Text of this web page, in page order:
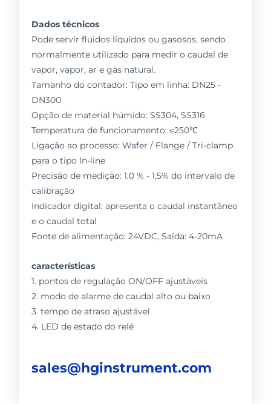
Dados técnicos
Pode servir fluidos líquidos ou gasosos, sendo
normalmente utilizado para medir o caudal de
vapor, vapor, ar e gás natural.
Tamanho do contador: Tipo em linha: DN25 -
DN300
Opção de material húmido: SS304, SS316
Temperatura de funcionamento: ≤250℃
Ligação ao processo: Wafer / Flange / Tri-clamp
para o tipo In-line
Precisão de medição: 1,0 % - 1,5% do intervalo de
calibração
Indicador digital: apresenta o caudal instantâneo
e o caudal total
Fonte de alimentação: 24VDC, Saída: 4-20mA
características
1. pontos de regulação ON/OFF ajustáveis
2. modo de alarme de caudal alto ou baixo
3. tempo de atraso ajustável
4. LED de estado do relé
sales@hginstrument.com